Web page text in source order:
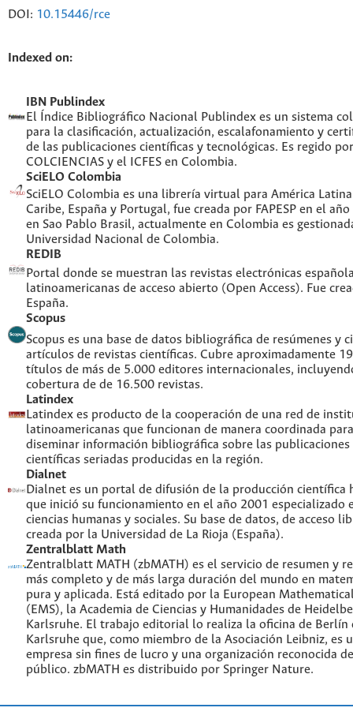
DOI: 10.15446/rce
Indexed on:
IBN Publindex
El Índice Bibliográfico Nacional Publindex es un sistema
para la clasificación, actualización, escalafonamiento y
de las publicaciones científicas y tecnológicas. Es regido por
COLCIENCIAS y el ICFES en Colombia.
SciELO Colombia
SciELO Colombia es una librería virtual para América
Caribe, España y Portugal, fue creada por FAPESP en el
en Sao Pablo Brasil, actualmente en Colombia es
Universidad Nacional de Colombia.
REDIB
Portal donde se muestran las revistas electrónicas
latinoamericanas de acceso abierto (Open Access). Fue
España.
Scopus
Scopus es una base de datos bibliográfica de resúmenes y
artículos de revistas científicas. Cubre aproximadamente
títulos de más de 5.000 editores internacionales,
cobertura de de 16.500 revistas.
Latindex
Latindex es producto de la cooperación de una red de
latinoamericanas que funcionan de manera coordinada
diseminar información bibliográfica sobre las publicaciones
científicas seriadas producidas en la región.
Dialnet
Dialnet es un portal de difusión de la producción científica
que inició su funcionamiento en el año 2001 especializado
ciencias humanas y sociales. Su base de datos, de acceso
creada por la Universidad de La Rioja (España).
Zentralblatt Math
Zentralblatt MATH (zbMATH) es el servicio de resumen y
más completo y de más larga duración del mundo en
pura y aplicada. Está editado por la European
(EMS), la Academia de Ciencias y Humanidades de
Karlsruhe. El trabajo editorial lo realiza la oficina de Berlín
Karlsruhe que, como miembro de la Asociación Leibniz, es
empresa sin fines de lucro y una organización reconocida
público. zbMATH es distribuido por Springer Nature.